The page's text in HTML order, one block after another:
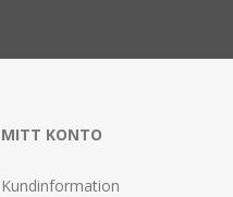
MITT KONTO
Kundinformation